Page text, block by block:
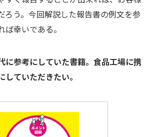
ろう。今回解説した報告書の例文を参
幸いである。
に参考にしていた書籍。 食品工場に携
ていただきたい。